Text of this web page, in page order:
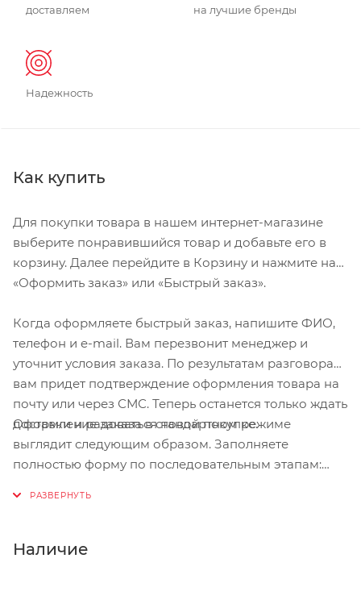
доставляем
на лучшие бренды
Надежность
Как купить
Для покупки товара в нашем интернет-магазине
выберите понравившийся товар и добавьте его в
корзину. Далее перейдите в Корзину и нажмите на
«Оформить заказ» или «Быстрый заказ».
Когда оформляете быстрый заказ, напишите ФИО,
телефон и e-mail. Вам перезвонит менеджер и
уточнит условия заказа. По результатам разговора
вам придет подтверждение оформления товара на
почту или через СМС. Теперь останется только ждать
доставки и радоваться новой покупке.
Оформление заказа в стандартном режиме
выглядит следующим образом. Заполняете
полностью форму по последовательным этапам:
Нажмите кнопку «Оформить заказ».
Наличие